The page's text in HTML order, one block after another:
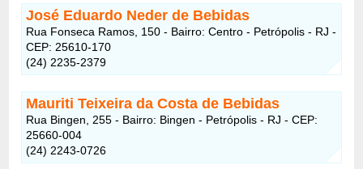
José Eduardo Neder de Bebidas
Rua Fonseca Ramos, 150 - Bairro: Centro - Petrópolis - RJ -
CEP: 25610-170
(24) 2235-2379
Mauriti Teixeira da Costa de Bebidas
Rua Bingen, 255 - Bairro: Bingen - Petrópolis - RJ - CEP:
25660-004
(24) 2243-0726